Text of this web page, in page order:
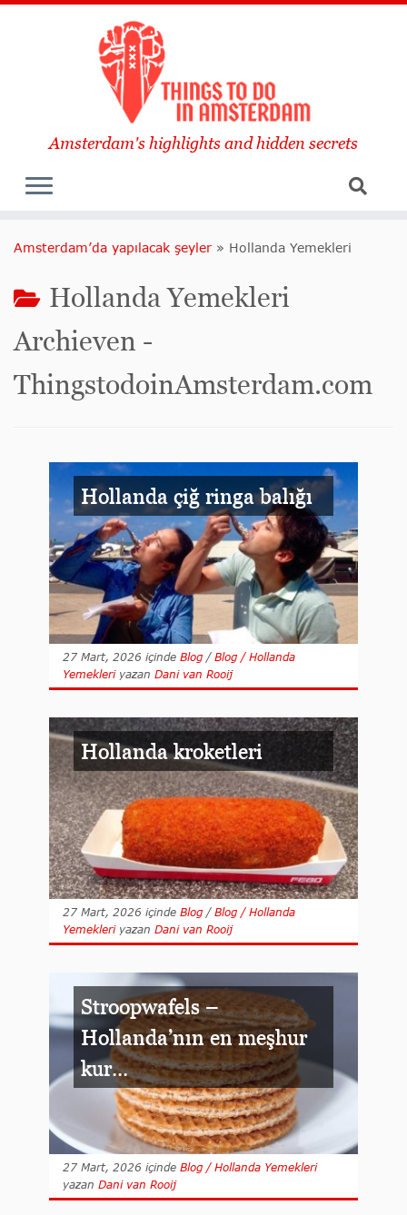
Amsterdam's highlights and hidden secrets
Amsterdam’da yapılacak şeyler » Hollanda Yemekleri
Hollanda Yemekleri
Archieven -
ThingstodoinAmsterdam.com
Hollanda çiğ ringa balığı
27 Mart, 2026 içinde Blog / Blog / Hollanda
Yemekleriyazan Dani van Rooij
Hollanda kroketleri
27 Mart, 2026 içinde Blog / Blog / Hollanda
Yemekleriyazan Dani van Rooij
Stroopwafels –
Hollanda’nın en meşhur
kur...
27 Mart, 2026 içinde Blog / Hollanda Yemekleri
yazan Dani van Rooij